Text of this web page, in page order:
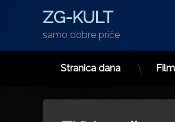
ZG-KULT
samo dobre priče
Stranica dana Film